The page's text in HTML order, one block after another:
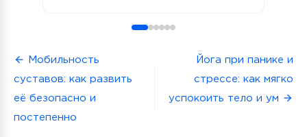
Навигация
по
Мобильность
суставов: как развить
её безопасно и
постепенно
Йога при панике и
стрессе: как мягко
успокоить тело и ум